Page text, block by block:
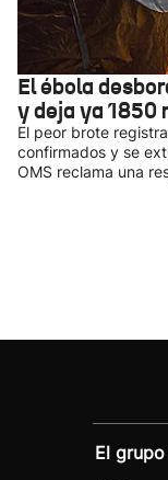
El ébola
y deja ya 1850
El peor brote
confirmados y se
OMS reclama una
El grupo